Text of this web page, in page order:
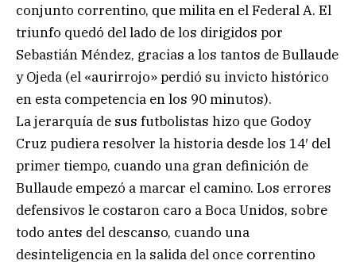
conjunto correntino, que milita en el Federal A. El
triunfo quedó del lado de los dirigidos por
Sebastián Méndez, gracias a los tantos de Bullaude
y Ojeda (el «aurirrojo» perdió su invicto histórico
en esta competencia en los 90 minutos).
La jerarquía de sus futbolistas hizo que Godoy
Cruz pudiera resolver la historia desde los 14′ del
primer tiempo, cuando una gran definición de
Bullaude empezó a marcar el camino. Los errores
defensivos le costaron caro a Boca Unidos, sobre
todo antes del descanso, cuando una
desinteligencia en la salida del once correntino